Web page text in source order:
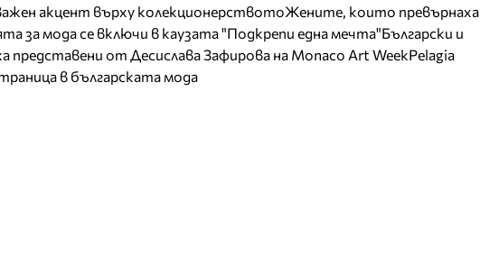
акцент върху колекционерствотоЖените, които превърнаха
за мода се включи в каузата "Подкрепи една мечта"Български и
представени от Десислава Зафирова на Monaco Art WeekPelagia
в българската мода